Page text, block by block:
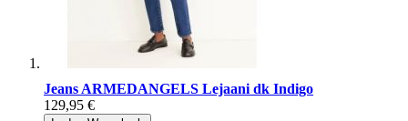
Jeans ARMEDANGELS Lejaani dk Indigo
129,95 €